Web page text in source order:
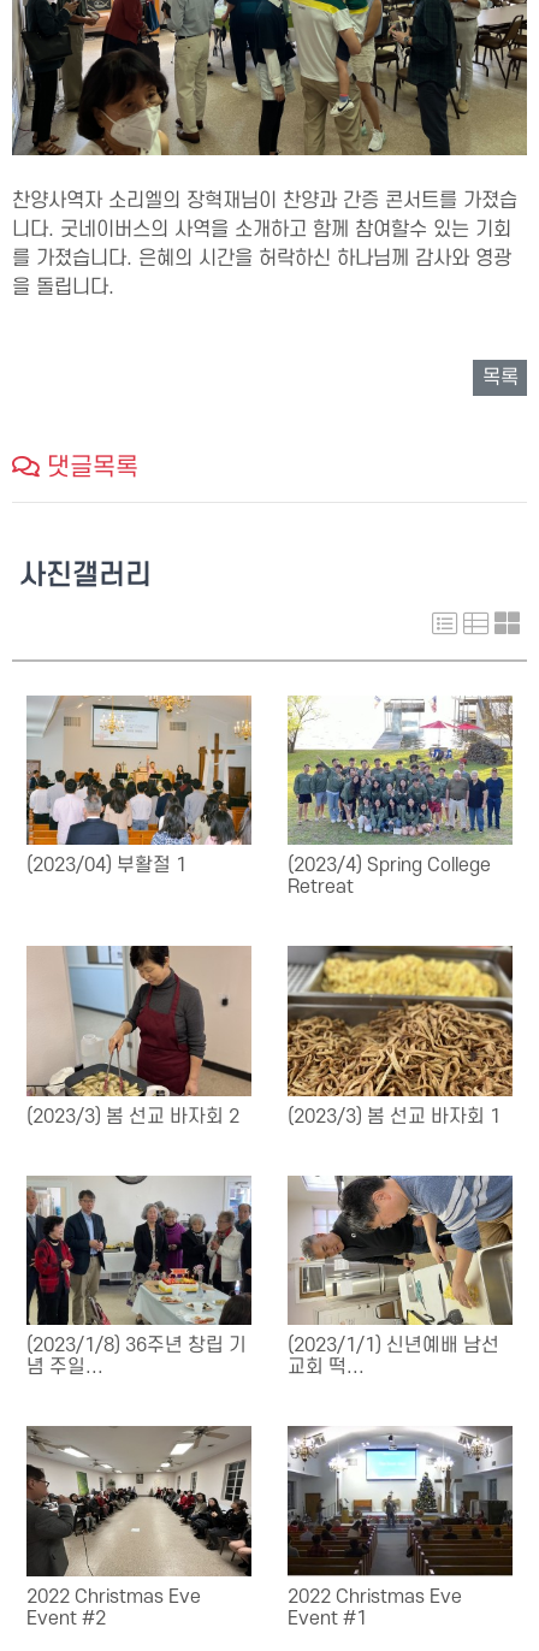
찬양사역자 소리엘의 장혁재님이 찬양과 간증 콘서트를 가졌습
니다. 굿네이버스의 사역을 소개하고 함께 참여할수 있는 기회
를 가졌습니다. 은혜의 시간을 허락하신 하나님께 감사와 영광
을 돌립니다.
목록
댓글목록
사진갤러리
(2023/04) 부활절 1
(2023/4) Spring College
Retreat
(2023/3) 봄 선교 바자회 2 (2023/3) 봄 선교 바자회 1
(2023/1/8) 36주년 창립 기
념 주일...
(2023/1/1) 신년예배 남선
교회 떡...
2022 Christmas Eve
Event #2
2022 Christmas Eve
Event #1